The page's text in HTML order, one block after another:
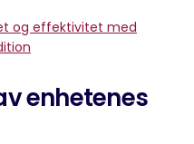
og effektivitet med
enhetenes